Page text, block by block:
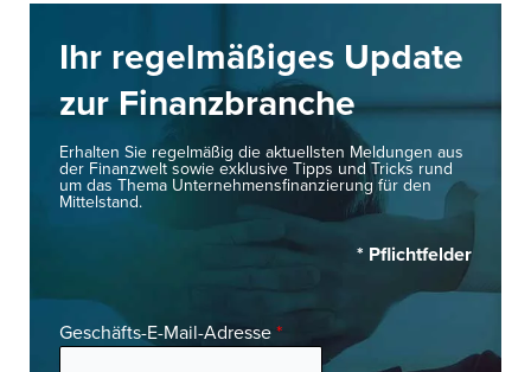
Ihr regelmäßiges Update
zur Finanzbranche
Erhalten Sie regelmäßig die aktuellsten Meldungen aus
der Finanzwelt sowie exklusive Tipps und Tricks rund
um das Thema Unternehmensfinanzierung für den
Mittelstand.
* Pflichtfelder
Geschäfts-E-Mail-Adresse*